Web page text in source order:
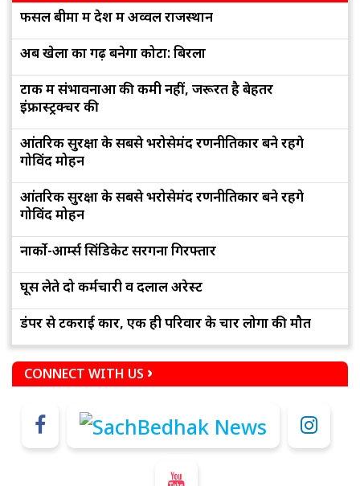
फसल बीमा में देश में अव्वल राजस्थान
अब खेलों का गढ़ बनेगा कोटा: बिरला
टोंक में संभावनाओं की कमी नहीं, जरूरत है बेहतर
इंफ्रास्ट्रक्चर की
आंतरिक सुरक्षा के सबसे भरोसेमंद रणनीतिकार बने रहेंगे
गोविंद मोहन
आंतरिक सुरक्षा के सबसे भरोसेमंद रणनीतिकार बने रहेंगे
गोविंद मोहन
नार्को-आर्म्स सिंडिकेट सरगना गिरफ्तार
घूस लेते दो कर्मचारी व दलाल अरेस्ट
डंपर से टकराई कार, एक ही परिवार के चार लोगों की मौत
CONNECT WITH US